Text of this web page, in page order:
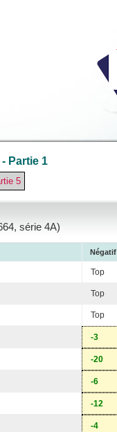
Partie 1
5
série 4A)
Négatif
Top
Top
Top
-3
-20
-6
-12
-4